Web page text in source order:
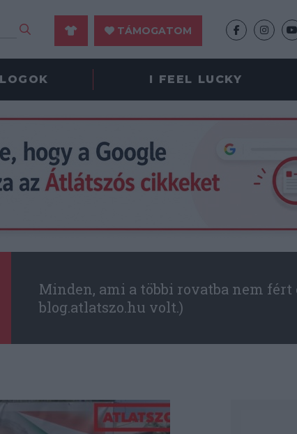
TÁMOGATOM
I FEEL LUCKY
Minden, ami a többi rovatba nem fért
blog.atlatszo.hu volt.)